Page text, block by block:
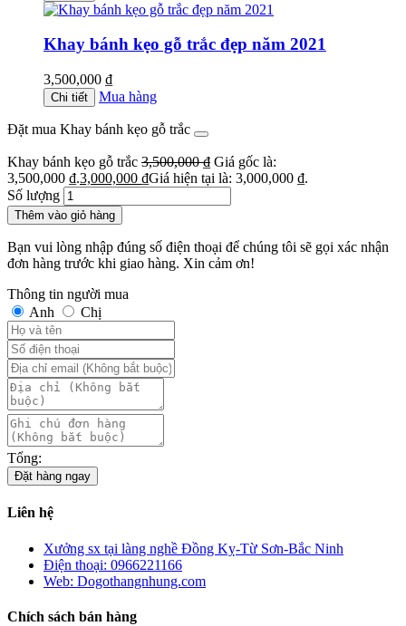
Khay bánh kẹo gỗ trắc đẹp năm 2021
3,500,000 ₫
Chi tiết Mua hàng
Đặt mua Khay bánh kẹo gỗ trắc
Khay bánh kẹo gỗ trắc 3,500,000₫ Giá gốc là:
3,500,000 ₫.3,000,000 ₫Giá hiện tại là: 3,000,000 ₫.
Số lượng
Thêm vào giỏ hàng
Bạn vui lòng nhập đúng số điện thoại để chúng tôi sẽ gọi xác nhận
đơn hàng trước khi giao hàng. Xin cảm ơn!
Thông tin người mua
Anh
Chị
Tổng:
Đặt hàng ngay
Liên hệ
Xưởng sx tại làng nghề Đồng Kỵ-Từ Sơn-Bắc Ninh
Điện thoại: 0966221166
Web: Dogothangnhung.com
Chích sách bán hàng